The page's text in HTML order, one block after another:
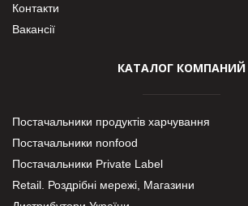
Контакти
Вакансії
КАТАЛОГ КОМПАНИЙ
Постачальники продуктів харчування
Постачальники nonfood
Постачальники Private Label
Retail. Роздрібні мережі, Магазини